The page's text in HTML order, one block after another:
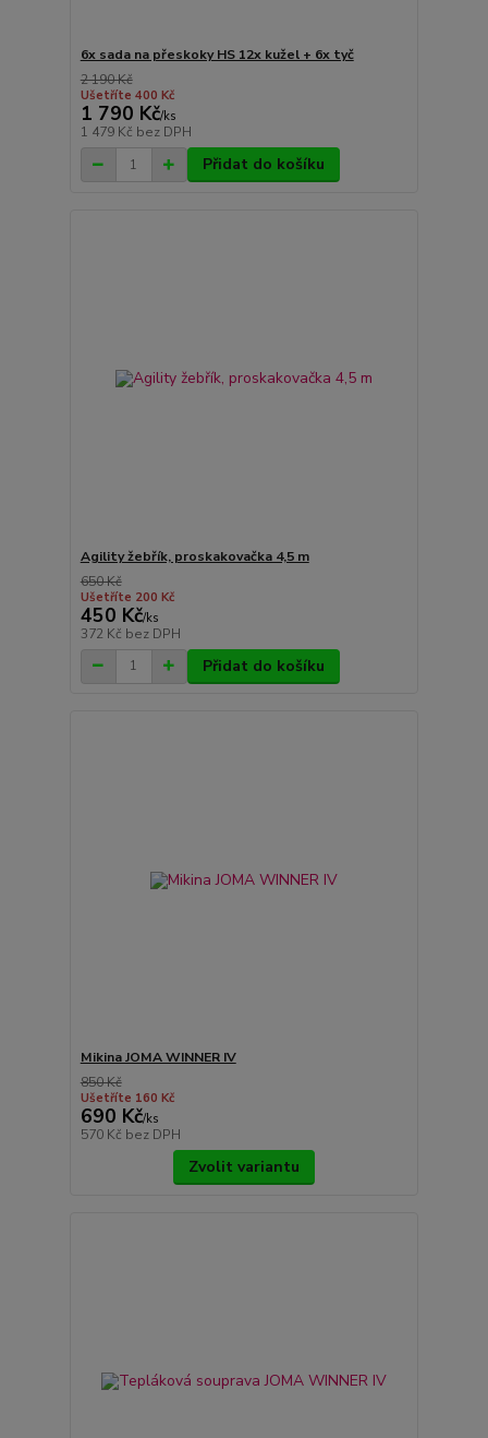
6x sada na přeskoky HS 12x kužel + 6x tyč
2 190 Kč
Ušetříte 400 Kč
1 790 Kč/ks
1 479 Kč bez DPH
Přidat do košíku
Agility žebřík, proskakovačka 4,5 m
650 Kč
Ušetříte 200 Kč
450 Kč/ks
372 Kč bez DPH
Přidat do košíku
Mikina JOMA WINNER IV
850 Kč
Ušetříte 160 Kč
690 Kč/ks
570 Kč bez DPH
Zvolit variantu